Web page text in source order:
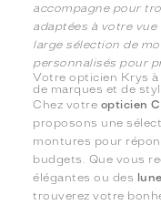
accompagne pour
adaptées à votre
large sélection de
personnalisés pour
Votre opticien Krys
de marques et de
Chez votre opticien
proposons une
montures pour
budgets. Que vous
élégantes ou des
trouverez votre